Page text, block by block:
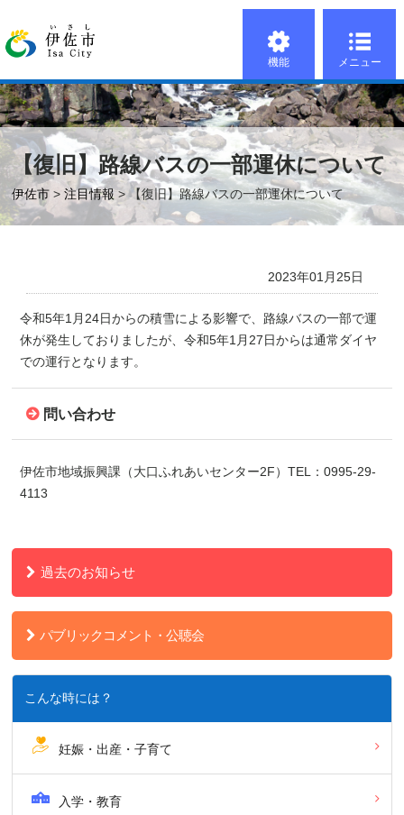
機能 メニュー
【復旧】路線バスの一部運休について
伊佐市 >注目情報> 【復旧】路線バスの一部運休について
2023年01月25日
令和5年1月24日からの積雪による影響で、路線バスの一部で運
休が発生しておりましたが、令和5年1月27日からは通常ダイヤ
での運行となります。
問い合わせ
伊佐市地域振興課（大口ふれあいセンター2F）TEL：0995-29-
4113
過去のお知らせ
パブリックコメント・公聴会
こんな時には？
妊娠・出産・子育て
入学・教育